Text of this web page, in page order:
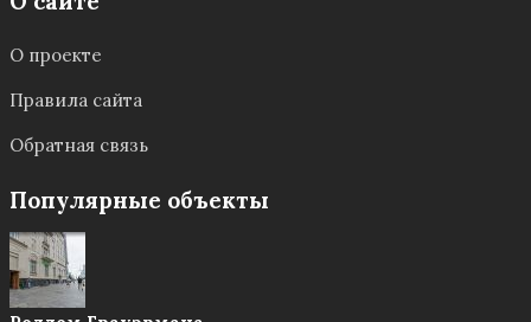
О проекте
Правила сайта
Обратная связь
Популярные объекты